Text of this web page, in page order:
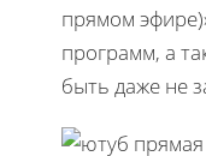
прямом
программ, а
быть даже не